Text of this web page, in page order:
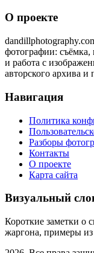
О проекте
фотографии: съёмка,
и работа с
авторского архива и
Навигация
Политика
Разборы
Контакты
О проекте
Карта сайта
Визуальный
Короткие заметки о
жаргона, примеры